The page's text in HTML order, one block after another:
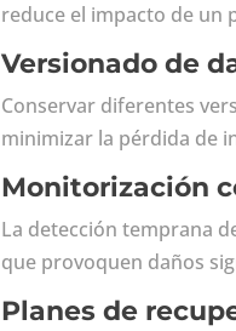
reduce el impacto de un
Versionado de
Conservar diferentes
minimizar la pérdida de
Monitorización
La detección temprana
que provoquen daños
Planes de